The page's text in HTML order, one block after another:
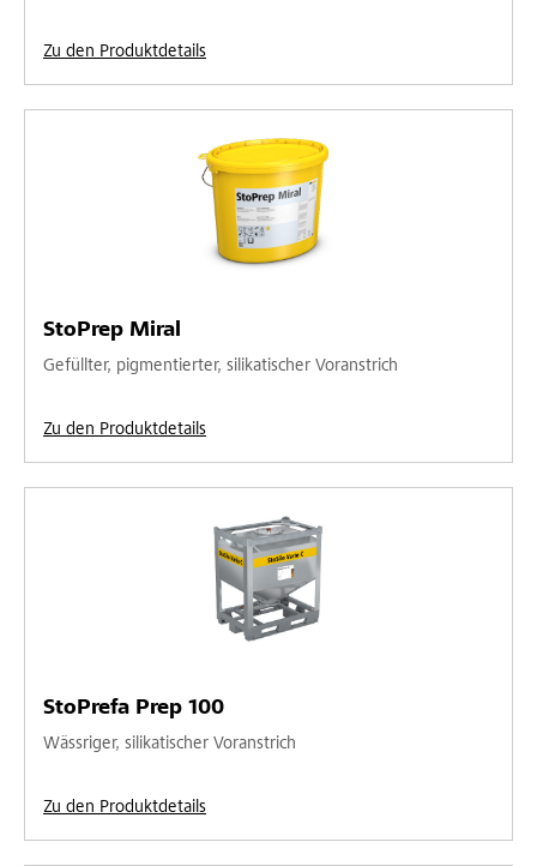
Zu den Produktdetails
StoPrep Miral
Gefüllter, pigmentierter, silikatischer Voranstrich
Zu den Produktdetails
StoPrefa Prep 100
Wässriger, silikatischer Voranstrich
Zu den Produktdetails